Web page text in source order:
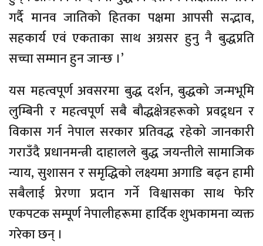
गर्दै मानव जातिको हितका पक्षमा आपसी सद्भाव,
सहकार्य एवं एकताका साथ अग्रसर हुनु नै बुद्धप्रति
सच्चा सम्मान हुन जान्छ ।’
यस महत्वपूर्ण अवसरमा बुद्ध दर्शन, बुद्धको जन्मभूमि
लुम्बिनी र महत्वपूर्ण सबै बौद्धक्षेत्रहरूको प्रवद्र्धन र
विकास गर्न नेपाल सरकार प्रतिवद्ध रहेको जानकारी
गराउँदै प्रधानमन्त्री दाहालले बुद्ध जयन्तीले सामाजिक
न्याय, सुशासन र समृद्धिको लक्ष्यमा अगाडि बढ्न हामी
सबैलाई प्रेरणा प्रदान गर्ने विश्वासका साथ फेरि
एकपटक सम्पूर्ण नेपालीहरूमा हार्दिक शुभकामना व्यक्त
गरेका छन् ।